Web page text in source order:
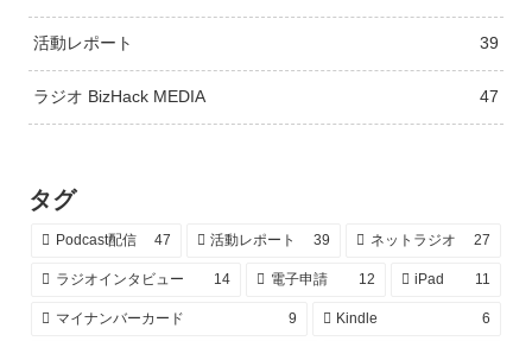
活動レポート 39
ラジオ BizHack MEDIA 47
タグ
Podcast配信 47 活動レポート 39 ネットラジオ 27
ラジオインタビュー 14 電子申請 12 iPad 11
マイナンバーカード 9 Kindle 6